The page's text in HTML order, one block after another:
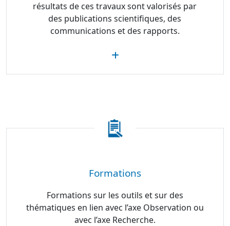
résultats de ces travaux sont valorisés par
des publications scientifiques, des
communications et des rapports.
Formations
Formations sur les outils et sur des
thématiques en lien avec l’axe Observation ou
avec l’axe Recherche.